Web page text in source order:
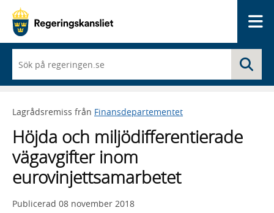
du
börjar
skriva
framträder
lista
med
sökförslag
Lagrådsremiss från Finansdepartementet
Höjda och miljödifferentierade
vägavgifter inom
eurovinjettsamarbetet
Publicerad 08 november 2018